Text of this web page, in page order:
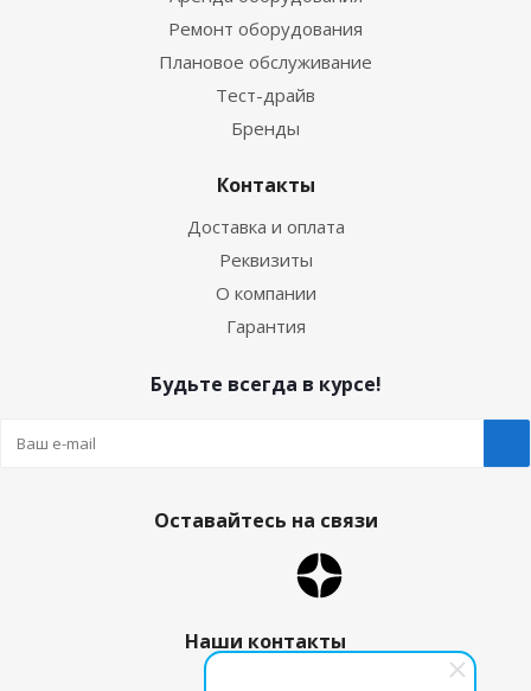
Ремонт оборудования
Плановое обслуживание
Тест-драйв
Бренды
Контакты
Доставка и оплата
Реквизиты
О компании
Гарантия
Будьте всегда в курсе!
Оставайтесь на связи
Наши контакты